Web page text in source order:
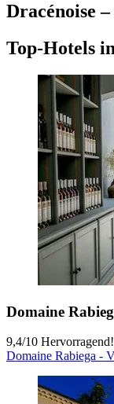
Dracénoise
Top-Hotels
Domaine
9,4/10
Domaine Rabiega -